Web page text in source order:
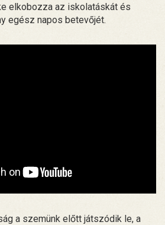
elkobozza az iskolatáskát és
egész napos betevőjét.
a szemünk előtt játszódik le, a